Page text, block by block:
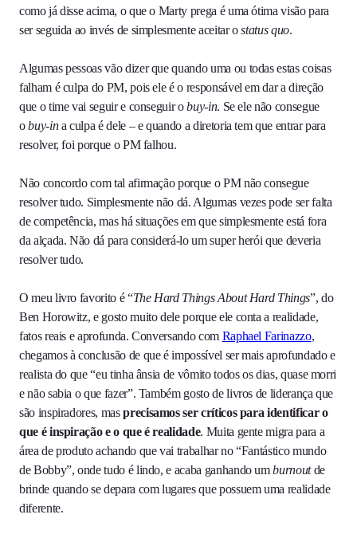
como já disse acima, o que o Marty prega é uma ótima visão para
ser seguida ao invés de simplesmente aceitar ostatus quo.
Algumas pessoas vão dizer que quando uma ou todas estas coisas
falham é culpa do PM, pois ele é o responsável em dar a direção
que o time vai seguir e conseguir obuy-in. Se ele não consegue
obuy-ina culpa é dele – e quando a diretoria tem que entrar para
resolver, foi porque o PM falhou.
Não concordo com tal afirmação porque o PM não consegue
resolver tudo. Simplesmente não dá. Algumas vezes pode ser falta
de competência, mas há situações em que simplesmente está fora
da alçada. Não dá para considerá-lo um super herói que deveria
resolver tudo.
O meu livro favorito é “The Hard Things About Hard Things”, do
Ben Horowitz, e gosto muito dele porque ele conta a realidade,
fatos reais e aprofunda. Conversando com Raphael Farinazzo,
chegamos à conclusão de que é impossível ser mais aprofundado e
realista do que “eu tinha ânsia de vômito todos os dias, quase morri
e não sabia o que fazer”. Também gosto de livros de liderança que
são inspiradores, masprecisamos ser críticos para identificar o
que é inspiração e o que é realidade. Muita gente migra para a
área de produto achando que vai trabalhar no “Fantástico mundo
de Bobby”, onde tudo é lindo, e acaba ganhando umburnoutde
brinde quando se depara com lugares que possuem uma realidade
diferente.